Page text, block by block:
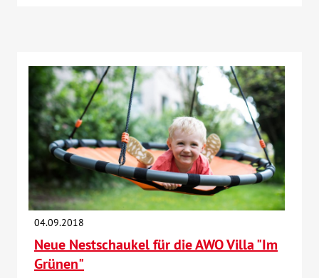
04.09.2018
Neue Nestschaukel für die AWO Villa "Im
Grünen"